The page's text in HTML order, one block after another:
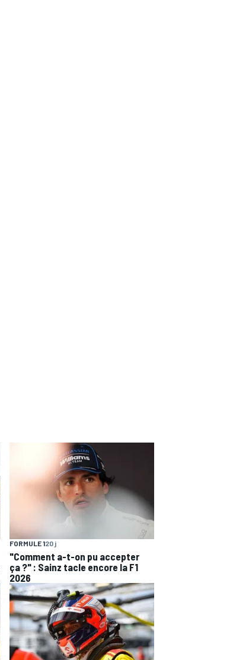
FORMULE 120 j
"Comment a-t-on pu accepter
ça ?" : Sainz tacle encore la F1
2026